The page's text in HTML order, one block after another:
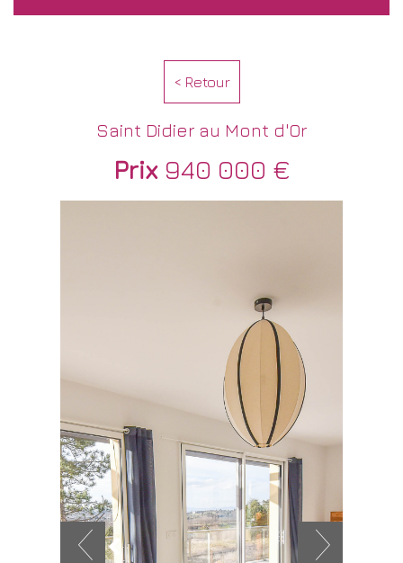
< Retour
Saint Didier au Mont d'Or
Prix 940 000 €